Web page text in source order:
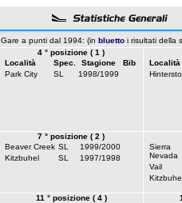
Gare a punti dal 1994: (in bluetto i risultati della
4 ° posizione ( 1 )
Località
Spec. Stagione
Bib
Park City
SL 1998/1999
Località
7 ° posizione ( 2 )
Beaver Creek SL
1999/2000
Kitzbuhel
SL 1997/1998
Sierra
Nevada
Vail
11 ° posizione ( 4 )